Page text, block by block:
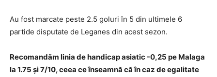
Au fost marcate peste 2.5 goluri în 5 din ultimele 6
partide disputate de Leganes din acest sezon.
Recomandăm linia de handicap asiatic -0,25 pe Malaga
la 1.75 și 7/10, ceea ce înseamnă că în caz de egalitate